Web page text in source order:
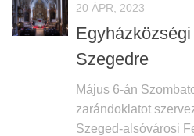
20 ÁPR, 2023
Szegedre
Május 6-án
zarándoklatot
Szeged-alsóvárosi